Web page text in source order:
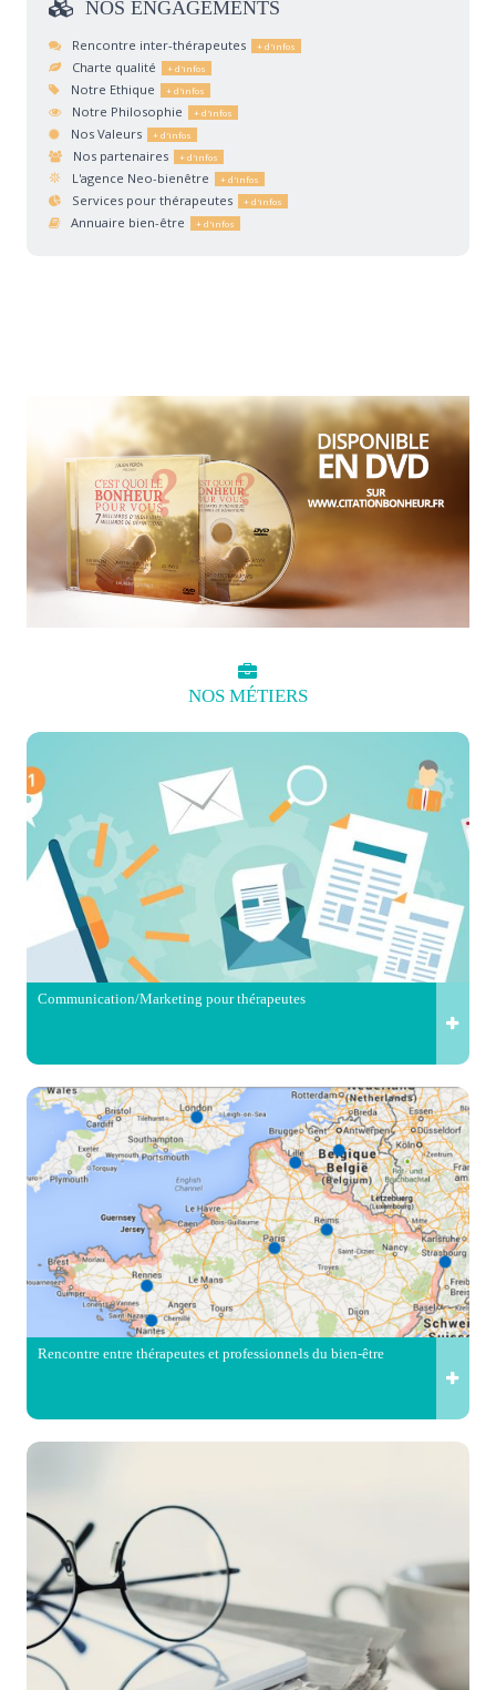
NOS ENGAGEMENTS
Rencontre inter-thérapeutes
Charte qualité
Notre Ethique
Notre Philosophie
Nos Valeurs
Nos partenaires
L'agence Neo-bienêtre
Services pour thérapeutes
Annuaire bien-être
NOS MÉTIERS
Communication/Marketing pour thérapeutes
Rencontre entre thérapeutes et professionnels du bien-être